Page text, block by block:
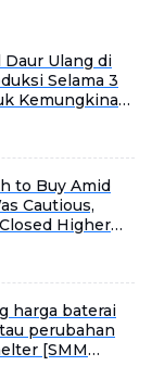
Ulang di
Selama 3
Kemungkinan
to Buy Amid
Cautious,
Higher
harga baterai
perubahan
[SMM